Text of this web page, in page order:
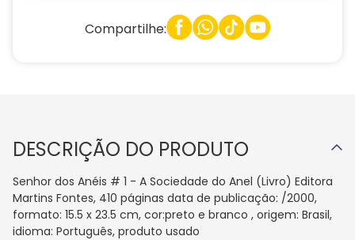
Compartilhe:
DESCRIÇÃO DO PRODUTO
Senhor dos Anéis # 1 - A Sociedade do Anel (Livro) Editora
Martins Fontes, 410 páginas data de publicação: /2000,
formato: 15.5 x 23.5 cm, cor:preto e branco , origem: Brasil,
idioma: Português, produto usado